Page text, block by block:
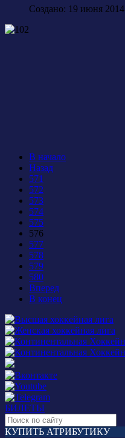
Создано: 19 июня 2014
В начало
Назад
571
572
573
574
575
576
577
578
579
580
Вперед
В конец
БИЛЕТЫ
КУПИТЬ АТРИБУТИКУ